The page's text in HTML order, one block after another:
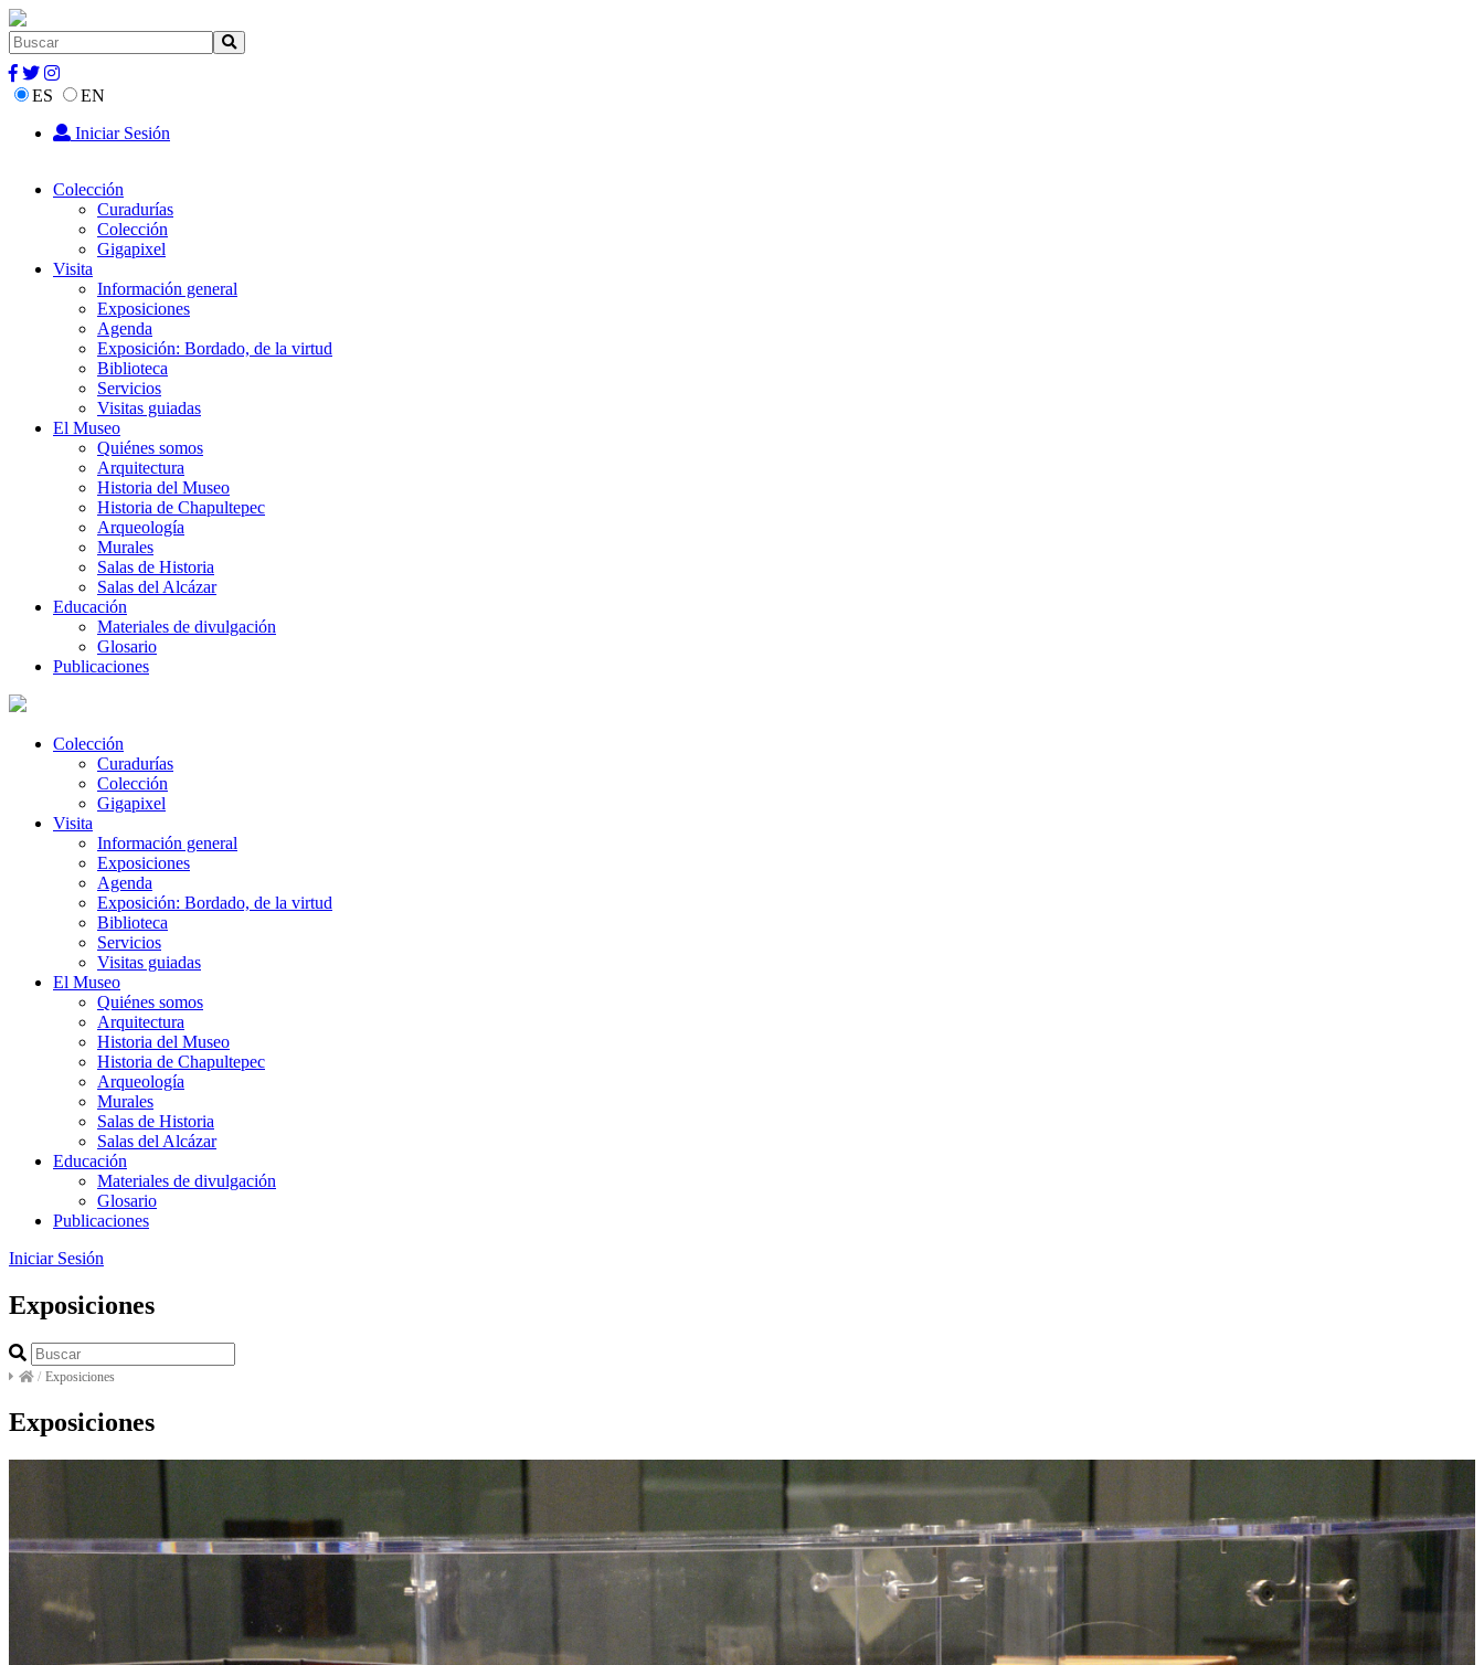
ES
EN
Iniciar Sesión
Colección
Curadurías
Colección
Gigapixel
Visita
Información general
Exposiciones
Agenda
Exposición: Bordado, de la virtud
Biblioteca
Servicios
Visitas guiadas
El Museo
Quiénes somos
Arquitectura
Historia del Museo
Historia de Chapultepec
Arqueología
Murales
Salas de Historia
Salas del Alcázar
Educación
Materiales de divulgación
Glosario
Publicaciones
Colección
Curadurías
Colección
Gigapixel
Visita
Información general
Exposiciones
Agenda
Exposición: Bordado, de la virtud
Biblioteca
Servicios
Visitas guiadas
El Museo
Quiénes somos
Arquitectura
Historia del Museo
Historia de Chapultepec
Arqueología
Murales
Salas de Historia
Salas del Alcázar
Educación
Materiales de divulgación
Glosario
Publicaciones
Iniciar Sesión
Exposiciones
/ Exposiciones
Exposiciones